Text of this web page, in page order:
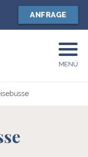
ANFRAGE
MENÜ